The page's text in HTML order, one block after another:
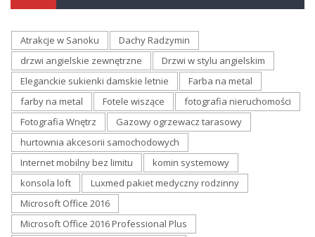
Atrakcje w Sanoku
Dachy Radzymin
drzwi angielskie zewnętrzne
Drzwi w stylu angielskim
Eleganckie sukienki damskie letnie
Farba na metal
farby na metal
Fotele wiszące
fotografia nieruchomości
Fotografia Wnętrz
Gazowy ogrzewacz tarasowy
hurtownia akcesorii samochodowych
Internet mobilny bez limitu
komin systemowy
konsola loft
Luxmed pakiet medyczny rodzinny
Microsoft Office 2016
Microsoft Office 2016 Professional Plus